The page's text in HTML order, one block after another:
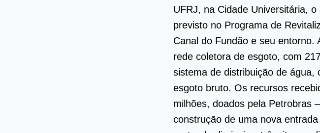
UFRJ, na Cidade Universitária,
previsto no Programa de
Canal do Fundão e seu
rede coletora de esgoto, com
sistema de distribuição de
esgoto bruto. Os recursos
milhões, doados pela Petrobras
construção de uma nova